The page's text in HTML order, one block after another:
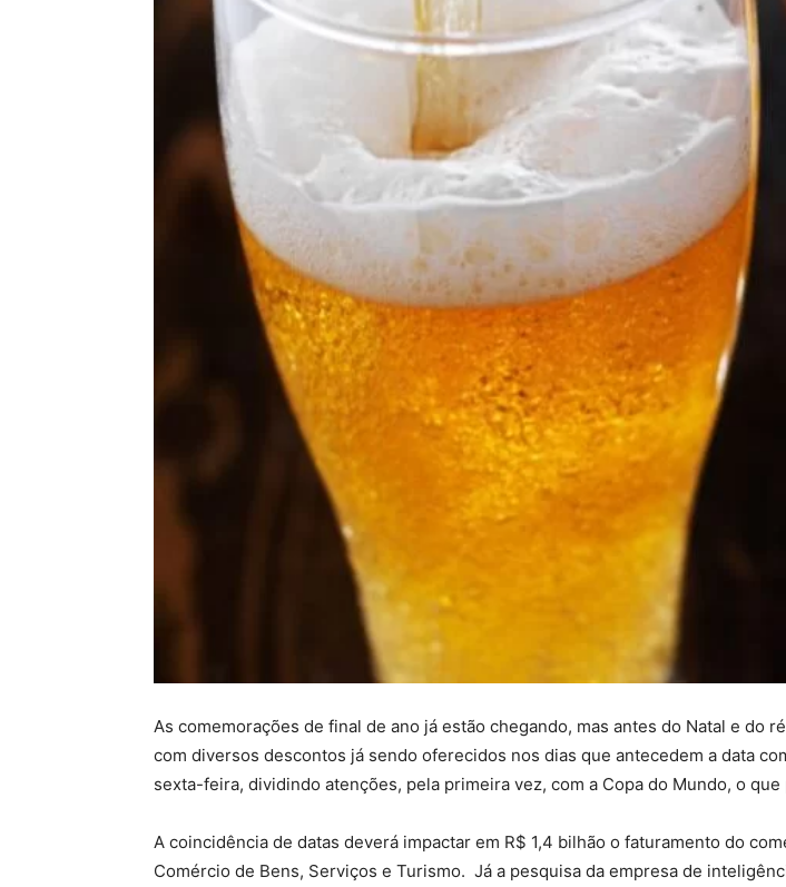
As comemorações de final de ano já estão chegando, mas antes do Natal e do
com diversos descontos já sendo oferecidos nos dias que antecedem a data
sexta-feira, dividindo atenções, pela primeira vez, com a Copa do Mundo, o
A coincidência de datas deverá impactar em R$ 1,4 bilhão o faturamento do
Comércio de Bens, Serviços e Turismo. Já a pesquisa da empresa de